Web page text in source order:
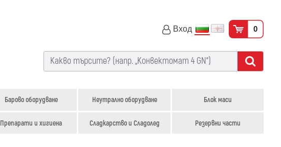
Вход 0
Барово оборудване Неутрално оборудване Блок маси
Препарати и хигиена Сладкарство и Сладолед Резервни части